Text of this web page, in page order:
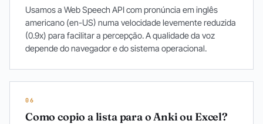
Usamos a Web Speech API com pronúncia em inglês
americano (en-US) numa velocidade levemente reduzida
(0.9x) para facilitar a percepção. A qualidade da voz
depende do navegador e do sistema operacional.
06
Como copio a lista para o Anki ou Excel?